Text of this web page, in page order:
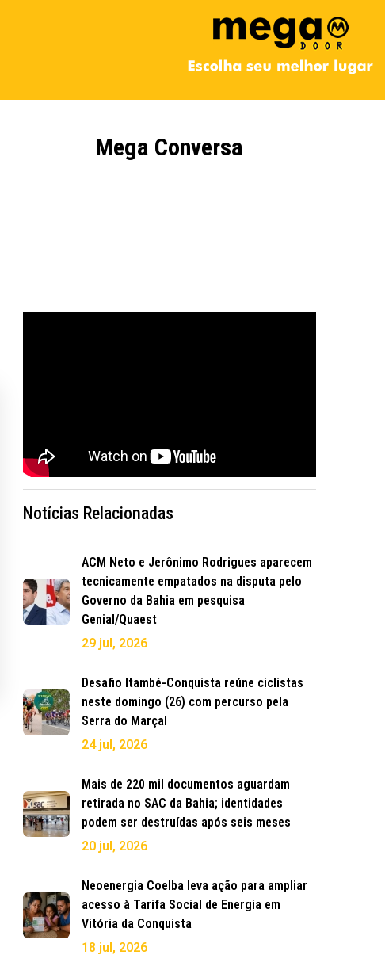
Mega Conversa
Notícias Relacionadas
ACM Neto e Jerônimo Rodrigues aparecem
tecnicamente empatados na disputa pelo
Governo da Bahia em pesquisa
Genial/Quaest
29 jul, 2026
Desafio Itambé-Conquista reúne ciclistas
neste domingo (26) com percurso pela
Serra do Marçal
24 jul, 2026
Mais de 220 mil documentos aguardam
retirada no SAC da Bahia; identidades
podem ser destruídas após seis meses
20 jul, 2026
Neoenergia Coelba leva ação para ampliar
acesso à Tarifa Social de Energia em
Vitória da Conquista
18 jul, 2026